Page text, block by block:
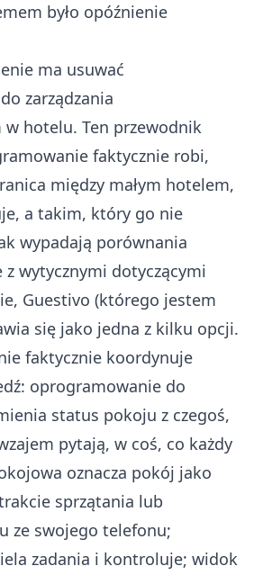
było opóźnienie
ma usuwać
zarządzania
hotelu. Ten przewodnik
faktycznie robi,
między małym hotelem,
a takim, który go nie
wypadają porównania
z wytycznymi dotyczącymi
, Guestivo (którego jestem
się jako jedna z kilku opcji.
faktycznie koordynuje
oprogramowanie do
status pokoju z czegoś,
pytają, w coś, co każdy
oznacza pokój jako
sprzątania lub
ze swojego telefonu;
zadania i kontroluje; widok